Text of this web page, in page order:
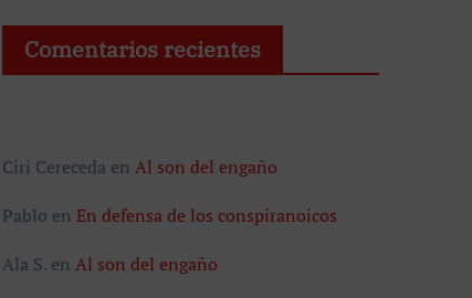
Comentarios recientes
Ciri Cereceda en Al son del engaño
Pablo en En defensa de los conspiranoicos
Ala S. en Al son del engaño